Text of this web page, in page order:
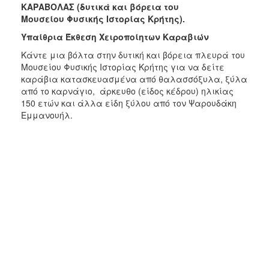
ΚΑΡΑΒΟΛΑΣ (δυτικά και βόρεια του
Μουσείου Φυσικής Ιστορίας Κρήτης).
Υπαίθρια Έκθεση Χειροποίητων Καραβιών
Κάντε μια βόλτα στην δυτική και βόρεια πλευρά του
Μουσείου Φυσικής Ιστορίας Κρήτης για να δείτε
καράβια κατασκευασμένα από θαλασσόξυλα, ξύλα
από το καρνάγιο, άρκευθο (είδος κέδρου) ηλικίας
150 ετών και άλλα είδη ξύλου από τον Ψαρουδάκη
Εμμανουήλ.